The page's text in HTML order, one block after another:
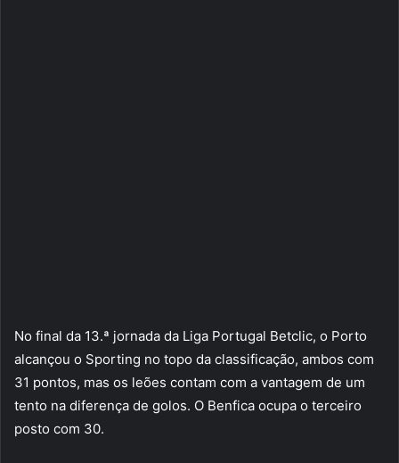
No final da 13.ª jornada da Liga Portugal Betclic, o Porto
alcançou o Sporting no topo da classificação, ambos com
31 pontos, mas os leões contam com a vantagem de um
tento na diferença de golos. O Benfica ocupa o terceiro
posto com 30.